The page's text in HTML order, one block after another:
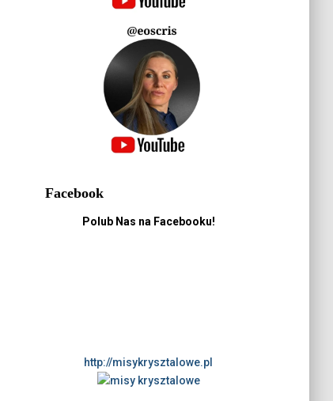
Facebook
Polub Nas na Facebooku!
http://misykrysztalowe.pl